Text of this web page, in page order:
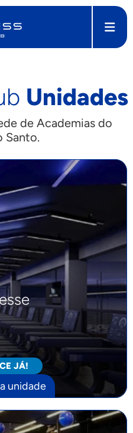
Unidades
de Academias do
Santo.
JÁ!
unidade